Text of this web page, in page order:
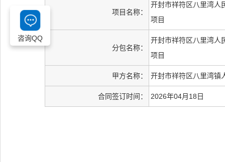
项目名称：
开封市祥符区八里湾人
项目
分包名称：
开封市祥符区八里湾人
项目
甲方名称： 开封市祥符区八里湾镇
合同签订时间： 2026年04月18日
咨询QQ